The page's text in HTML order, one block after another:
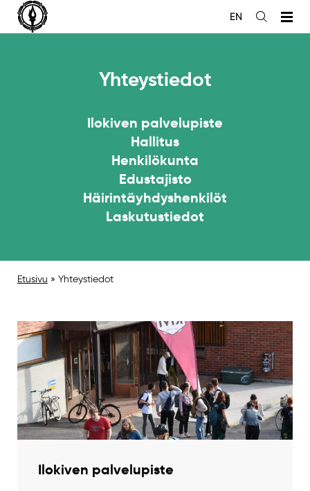
Siirry
sisältöön
Avaa
EN
Etusivu » Yhteystiedot
Yhteystiedot
Ilokiven palvelupiste
Hallitus
Henkilökunta
Edustajisto
Häirintäyhdyshenkilöt
Laskutustiedot
Ilokiven palvelupiste